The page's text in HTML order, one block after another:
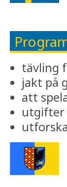
tävling
jakt på
att
utgifter